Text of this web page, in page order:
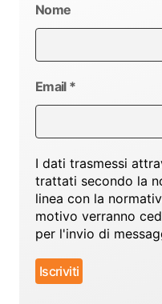
Nome
Email *
I dati trasmessi
trattati secondo la
linea con la
motivo verranno
per l'invio di